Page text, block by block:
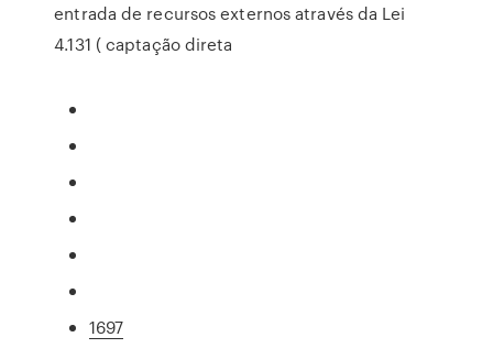
entrada de recursos externos através da Lei
4.131 ( captação direta
1697